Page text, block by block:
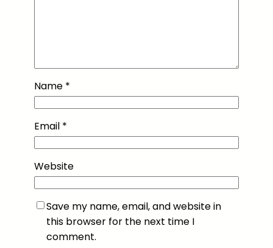
Name *
Email *
Website
Save my name, email, and website in
this browser for the next time I
comment.